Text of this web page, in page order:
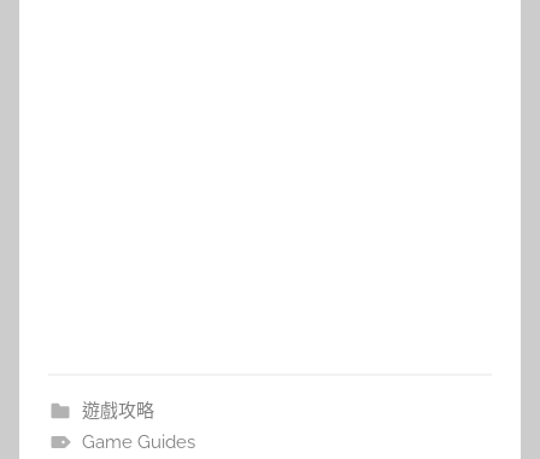
遊戲攻略
Game Guides